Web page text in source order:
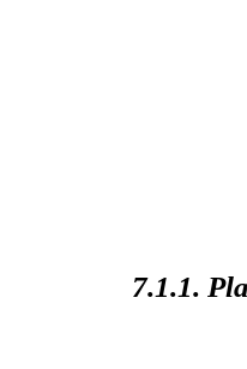
7.1.1.